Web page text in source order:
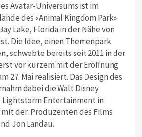
Avatar-Universums ist im
des «Animal Kingdom Park»
Lake, Florida in der Nähe von
Die Idee, einen Themenpark
schwebte bereits seit 2011 in der
vor kurzem mit der Eröffnung
27. Mai realisiert. Das Design des
dabei die Walt Disney
Lightstorm Entertainment in
den Produzenten des Films
Jon Landau.